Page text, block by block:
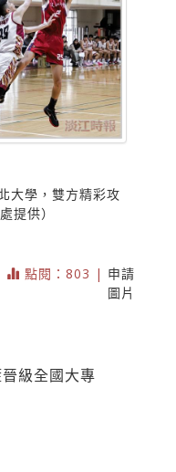
大學，雙方精彩攻
提供）
點閱：803 | 申請
圖片
級全國大專